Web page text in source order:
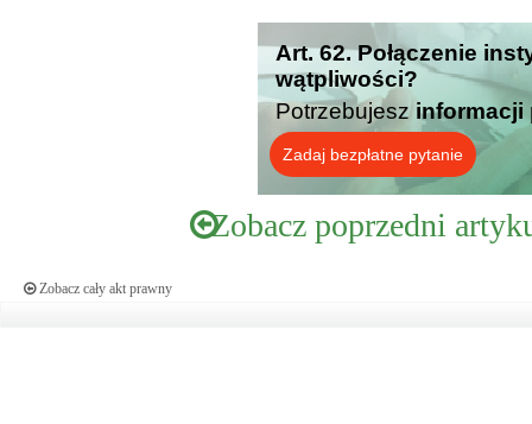
Art. 62. Połączenie
wątpliwości?
Potrzebujesz informacji
Zadaj bezpłatne pytanie
Zobacz poprzedni
Zobacz cały akt prawny